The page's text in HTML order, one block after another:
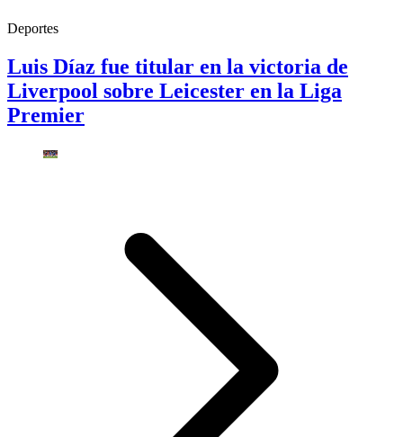
Deportes
Luis Díaz fue titular en la victoria de
Liverpool sobre Leicester en la Liga
Premier